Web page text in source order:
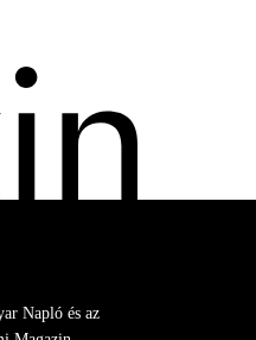
Napló és az